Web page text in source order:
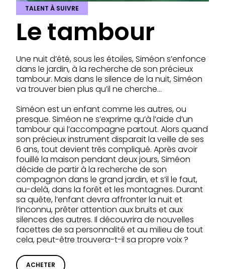
TALENT À SUIVRE
Le tambour
Une nuit d’été, sous les étoiles, Siméon s’enfonce
dans le jardin, à la recherche de son précieux
tambour. Mais dans le silence de la nuit, Siméon
va trouver bien plus qu’il ne cherche…
Siméon est un enfant comme les autres, ou
presque. Siméon ne s’exprime qu’à l’aide d’un
tambour qui l’accompagne partout. Alors quand
son précieux instrument disparait la veille de ses
6 ans, tout devient très compliqué. Après avoir
fouillé la maison pendant deux jours, Siméon
décide de partir à la recherche de son
compagnon dans le grand jardin, et s’il le faut,
au-delà, dans la forêt et les montagnes. Durant
sa quête, l’enfant devra affronter la nuit et
l’inconnu, prêter attention aux bruits et aux
silences des autres. Il découvrira de nouvelles
facettes de sa personnalité et au milieu de tout
cela, peut-être trouvera-t-il sa propre voix ?
ACHETER